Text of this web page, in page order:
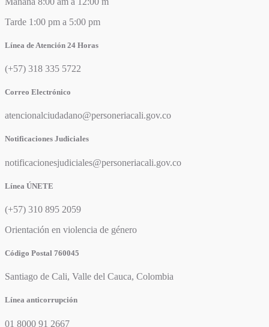
Tarde 1:00 pm a 5:00 pm
Línea de Atención 24 Horas
(+57) 318 335 5722
Correo Electrónico
atencionalciudadano@personeriacali.gov.co
Notificaciones Judiciales
notificacionesjudiciales@personeriacali.gov.co
Línea ÚNETE
(+57) 310 895 2059
Orientación en violencia de género
Código Postal 760045
Santiago de Cali, Valle del Cauca, Colombia
Línea anticorrupción
01 8000 91 2667